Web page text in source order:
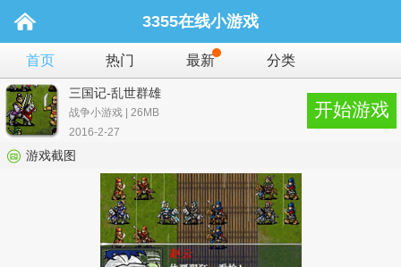
3355在线小游戏
首页 热门 最新 分类
三国记-乱世群雄
战争小游戏 | 26MB
2016-2-27
开始游戏
游戏截图